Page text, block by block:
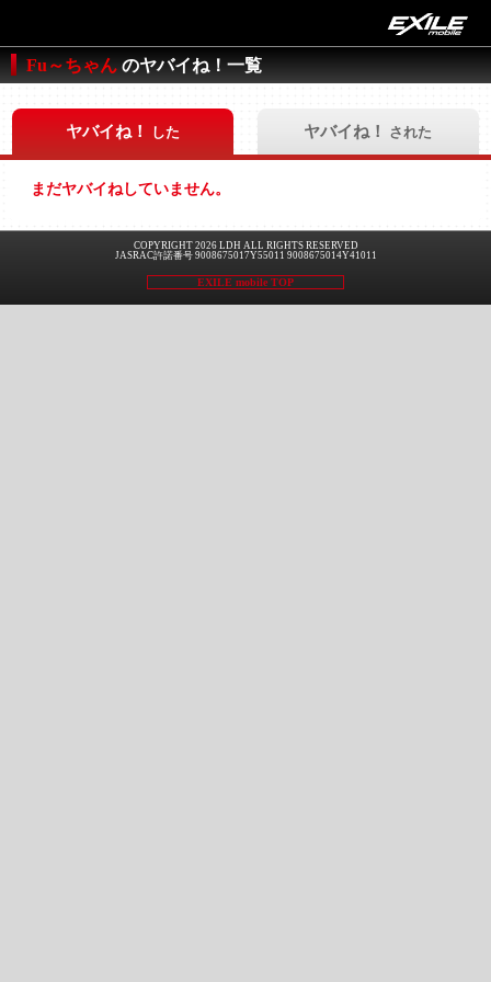
Fu～ちゃん のヤバイね！一覧
ヤバイね！ した ヤバイね！ された
まだヤバイねしていません。
COPYRIGHT 2026 LDH ALL RIGHTS RESERVED
JASRAC許諾番号 9008675017Y55011 9008675014Y41011
EXILE mobile TOP